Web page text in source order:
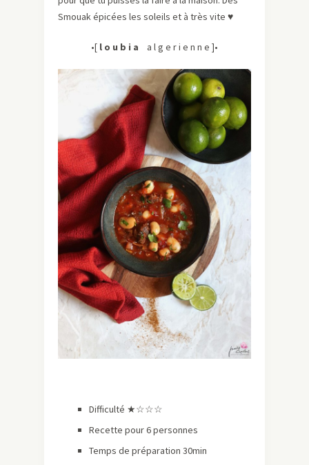
Smouak épicées les soleils et à très vite ♥
•[ l o u b i a a l g e r i e n n e ]•
Difficulté ★☆☆☆
Recette pour 6 personnes
Temps de préparation 30min